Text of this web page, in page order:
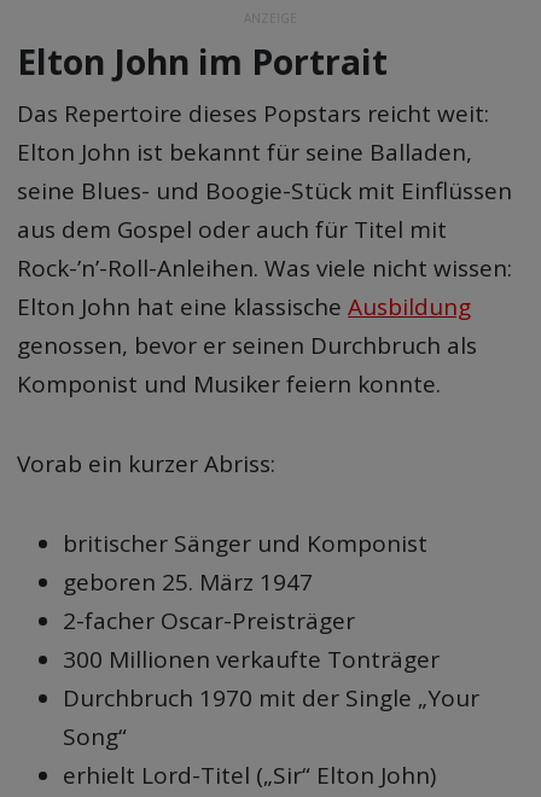
ANZEIGE
Elton John im Portrait
Das Repertoire dieses Popstars reicht weit:
Elton John ist bekannt für seine Balladen,
seine Blues- und Boogie-Stück mit Einflüssen
aus dem Gospel oder auch für Titel mit
Rock-’n’-Roll-Anleihen. Was viele nicht wissen:
Elton John hat eine klassischeAusbildung
genossen, bevor er seinen Durchbruch als
Komponist und Musiker feiern konnte.
Vorab ein kurzer Abriss:
britischer Sänger und Komponist
geboren 25. März 1947
2-facher Oscar-Preisträger
300 Millionen verkaufte Tonträger
Durchbruch 1970 mit der Single „Your
Song“
erhielt Lord-Titel („Sir“ Elton John)